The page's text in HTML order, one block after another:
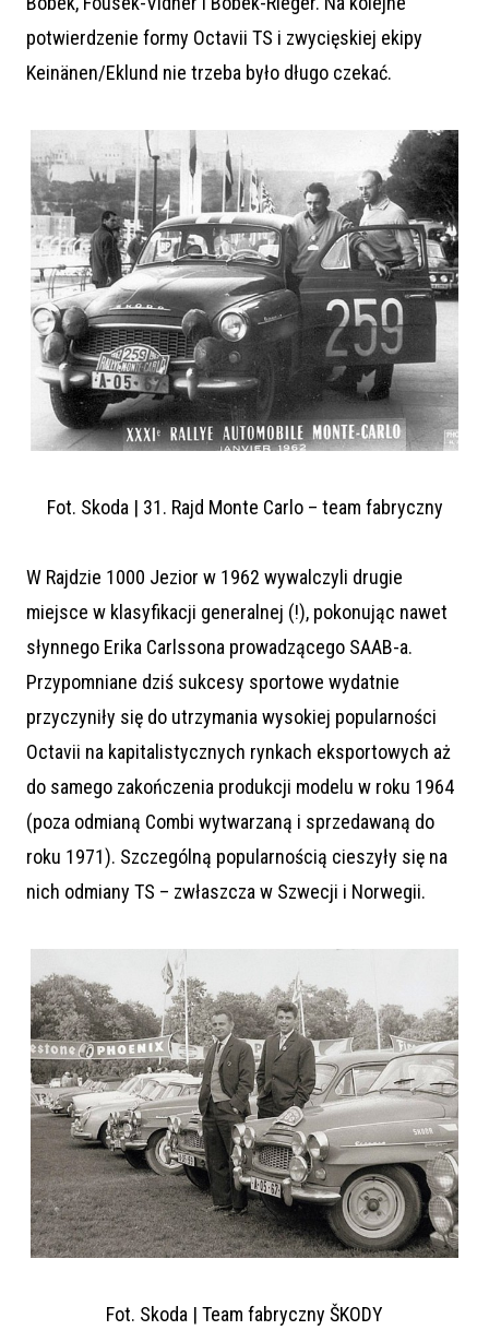
potwierdzenie formy Octavii TS i zwycięskiej ekipy
Keinänen/Eklund nie trzeba było długo czekać.
Fot. Skoda | 31. Rajd Monte Carlo – team fabryczny
W Rajdzie 1000 Jezior w 1962 wywalczyli drugie
miejsce w klasyfikacji generalnej (!), pokonując nawet
słynnego Erika Carlssona prowadzącego SAAB-a.
Przypomniane dziś sukcesy sportowe wydatnie
przyczyniły się do utrzymania wysokiej popularności
Octavii na kapitalistycznych rynkach eksportowych aż
do samego zakończenia produkcji modelu w roku 1964
(poza odmianą Combi wytwarzaną i sprzedawaną do
roku 1971). Szczególną popularnością cieszyły się na
nich odmiany TS – zwłaszcza w Szwecji i Norwegii.
Fot. Skoda | Team fabryczny ŠKODY